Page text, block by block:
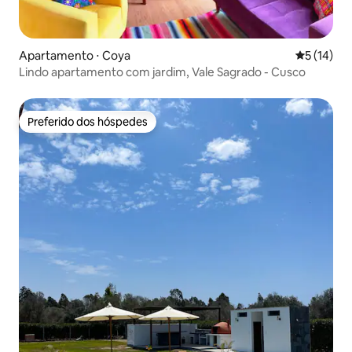
Apartamento ⋅ Coya 5 de uma
5 (14)
Lindo apartamento com jardim, Vale Sagrado - Cusco
Preferido dos hóspedes
Preferido dos hóspedes